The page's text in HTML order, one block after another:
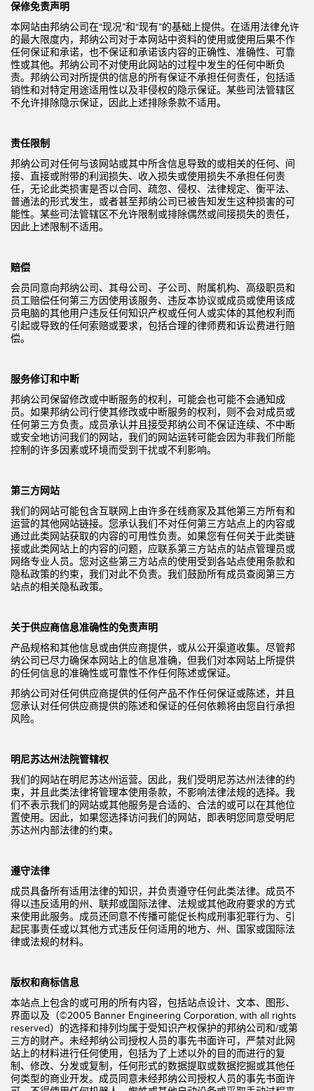
保修免责声明
本网站由邦纳公司在“现况”和“现有”的基础上提供。在适用法律允许
的最大限度内，邦纳公司对于本网站中资料的使用或使用后果不作
任何保证和承诺，也不保证和承诺该内容的正确性、准确性、可靠
性或其他。邦纳公司不对使用此网站的过程中发生的任何中断负
责。邦纳公司对所提供的信息的所有保证不承担任何责任，包括适
销性和对特定用途适用性以及非侵权的隐示保证。某些司法管辖区
不允许排除隐示保证，因此上述排除条款不适用。
责任限制
邦纳公司对任何与该网站或其中所含信息导致的或相关的任何、间
接、直接或附带的利润损失、收入损失或使用损失不承担任何责
任，无论此类损害是否以合同、疏忽、侵权、法律规定、衡平法、
普通法的形式发生，或者甚至邦纳公司已被告知发生这种损害的可
能性。某些司法管辖区不允许限制或排除偶然或间接损失的责任，
因此上述限制不适用。
赔偿
会员同意向邦纳公司、其母公司、子公司、附属机构、高级职员和
员工赔偿任何第三方因使用该服务、违反本协议或成员或使用该成
员电脑的其他用户违反任何知识产权或任何人或实体的其他权利而
引起或导致的任何索赔或要求，包括合理的律师费和诉讼费进行赔
偿。
服务修订和中断
邦纳公司保留修改或中断服务的权利，可能会也可能不会通知成
员。如果邦纳公司行使其修改或中断服务的权利，则不会对成员或
任何第三方负责。成员承认并且接受邦纳公司不保证连续、不中断
或安全地访问我们的网站，我们的网站运转可能会因为非我们所能
控制的许多因素或环境而受到干扰或不利影响。
第三方网站
我们的网站可能包含互联网上由许多在线商家及其他第三方所有和
运营的其他网站链接。您承认我们不对任何第三方站点上的内容或
通过此类网站获取的内容的可用性负责。如果您有任何关于此类链
接或此类网站上的内容的问题，应联系第三方站点的站点管理员或
网络专业人员。您对这些第三方站点的使用受到各站点使用条款和
隐私政策的约束，我们对此不负责。我们鼓励所有成员查阅第三方
站点的相关隐私政策。
关于供应商信息准确性的免责声明
产品规格和其他信息或由供应商提供，或从公开渠道收集。尽管邦
纳公司已尽力确保本网站上的信息准确，但我们对本网站上所提供
的任何信息的准确性或可靠性不作任何陈述或保证。
邦纳公司对任何供应商提供的任何产品不作任何保证或陈述，并且
您承认对任何供应商提供的陈述和保证的任何依赖将由您自行承担
风险。
明尼苏达州法院管辖权
我们的网站在明尼苏达州运营。因此，我们受明尼苏达州法律的约
束，并且此类法律将管理本使用条款，不影响法律法规的选择。我
们不表示我们的网站或其他服务是合适的、合法的或可以在其他位
置使用。因此，如果您选择访问我们的网站，即表明您同意受明尼
苏达州内部法律的约束。
遵守法律
成员具备所有适用法律的知识，并负责遵守任何此类法律。成员不
得以违反适用的州、联邦或国际法律、法规或其他政府要求的方式
来使用此服务。成员还同意不传播可能促长构成刑事犯罪行为、引
起民事责任或以其他方式违反任何适用的地方、州、国家或国际法
律或法规的材料。
版权和商标信息
本站点上包含的或可用的所有内容，包括站点设计、文本、图形、
界面以及（©2005 Banner Engineering Corporation, with all rights
reserved）的选择和排列均属于受知识产权保护的邦纳公司和/或第
三方的财产。未经邦纳公司授权人员的事先书面许可，严禁对此网
站上的材料进行任何使用，包括为了上述以外的目的而进行的复
制、修改、分发或复制，任何形式的数据提取或数据挖掘或其他任
何类型的商业开发。成员同意未经邦纳公司授权人员的事先书面许